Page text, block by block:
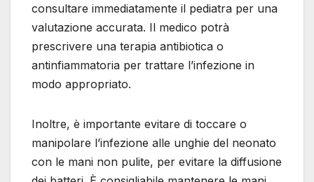
consultare immediatamente il pediatra per una
valutazione accurata. Il medico potrà
prescrivere una terapia antibiotica o
antinfiammatoria per trattare l’infezione in
modo appropriato.
Inoltre, è importante evitare di toccare o
manipolare l’infezione alle unghie del neonato
con le mani non pulite, per evitare la diffusione